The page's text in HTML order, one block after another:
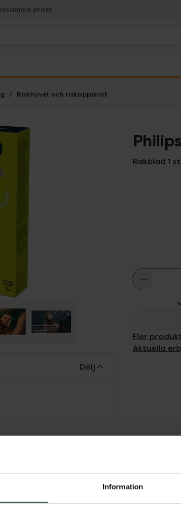
Information
priser
Rakhyvel och rakapparat
Rakblad 1 st
Fler
Aktuella
Dölj